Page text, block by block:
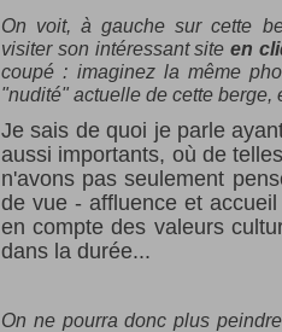
On voit, à gauche sur cette
visiter son intéressant siteen
coupé : imaginez la même
"nudité" actuelle de cette berge,
Je sais de quoi je parle
aussi importants, où de
n'avons pas seulement
de vue - affluence et
en compte des valeurs
dans la durée...
On ne pourra donc plus